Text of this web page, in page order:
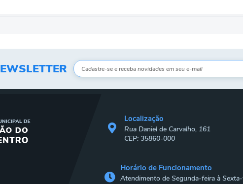
Localização
Rua Daniel de Carvalho, 161
CEP: 35860-000
Horário de Funcionamento
Atendimento de Segunda-feira à